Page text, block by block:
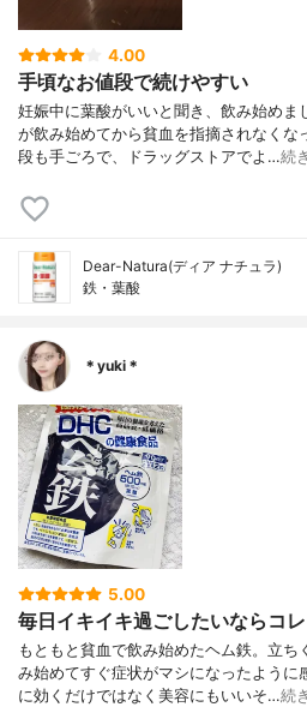
4.00
手頃なお値段で続けやすい
妊娠中に葉酸がいいと聞き、飲み始めま
が飲み始めてから貧血を指摘されなくな
段も手ごろで、ドラッグストアでよ…続
Dear-Natura(ディア ナチュラ)
鉄・葉酸
＊yuki＊
5.00
毎日イキイキ過ごしたいならコレ
もともと貧血で飲み始めたヘム鉄。立ち
み始めてすぐ症状がマシになったように
に効くだけではなく美容にもいいそ…続